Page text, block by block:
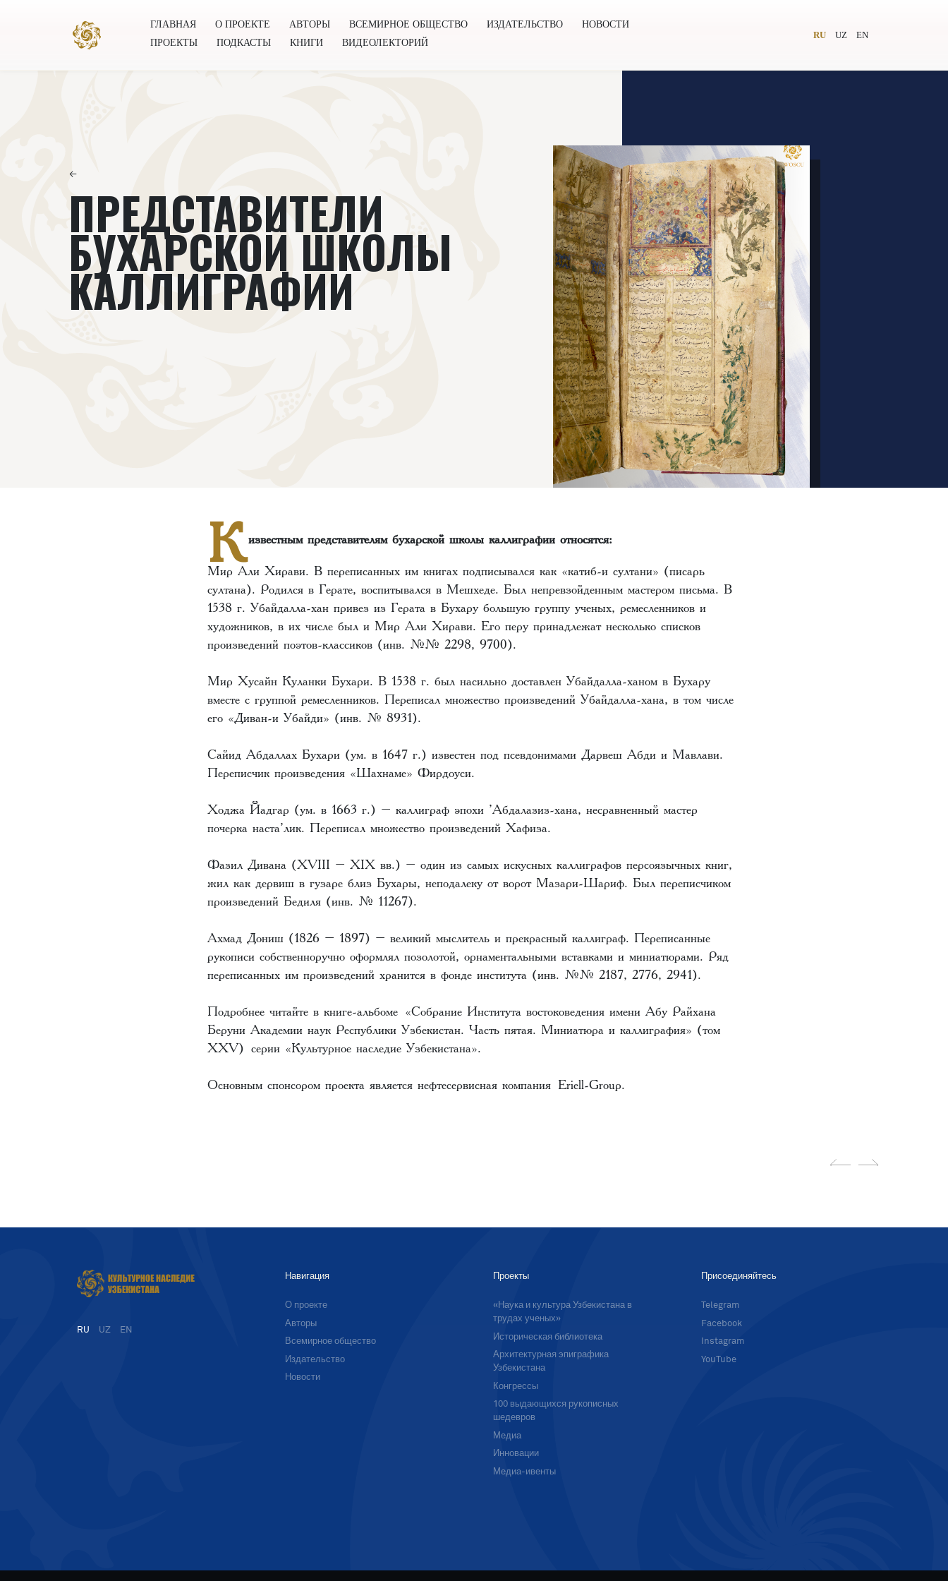
ГЛАВНАЯ О ПРОЕКТЕ АВТОРЫ ВСЕМИРНОЕ ОБЩЕСТВО ИЗДАТЕЛЬСТВО
НОВОСТИ
ПРОЕКТЫ
ПОДКАСТЫ КНИГИ ВИДЕОЛЕКТОРИЙ
RU UZ EN
←
ПРЕДСТАВИТЕЛИ
БУХАРСКОЙ ШКОЛЫ
КАЛЛИГРАФИИ
Кизвестным представителям бухарской школы каллиграфии относятся:
Мир Али Хирави. В переписанных им книгах подписывался как «катиб-и султани» (писарь
султана). Родился в Герате, воспитывался в Мешхеде. Был непревзойденным мастером письма. В
1538 г. Убайдалла-хан привез из Герата в Бухару большую группу ученых, ремесленников и
художников, в их числе был и Мир Али Хирави. Его перу принадлежат несколько списков
произведений поэтов-классиков (инв. №№ 2298, 9700).
Мир Хусайн Куланки Бухари. В 1538 г. был насильно доставлен Убайдалла-ханом в Бухару
вместе с группой ремесленников. Переписал множество произведений Убайдалла-хана, в том числе
его «Диван-и Убайди» (инв. № 8931).
Сайид Абдаллах Бухари (ум. в 1647 г.) известен под псевдонимами Дарвеш Абди и Мавлави.
Переписчик произведения «Шахнаме» Фирдоуси.
Ходжа Йадгар (ум. в 1663 г.) – каллиграф эпохи ’Абдалазиз-хана, несравненный мастер
почерка наста’лик. Переписал множество произведений Хафиза.
Фазил Дивана (XVIII – XIX вв.) – один из самых искусных каллиграфов персоязычных книг,
жил как дервиш в гузаре близ Бухары, неподалеку от ворот Мазари-Шариф. Был переписчиком
произведений Бедиля (инв. № 11267).
Ахмад Дониш (1826 – 1897) – великий мыслитель и прекрасный каллиграф. Переписанные
рукописи собственноручно оформлял позолотой, орнаментальными вставками и миниатюрами. Ряд
переписанных им произведений хранится в фонде института (инв. №№ 2187, 2776, 2941).
Подробнее читайте в книге-альбоме «Собрание Института востоковедения имени Абу Райхана
Беруни Академии наук Республики Узбекистан. Часть пятая. Миниатюра и каллиграфия» (том
XXV) серии «Культурное наследие Узбекистана».
Основным спонсором проекта является нефтесервисная компания Eriell-Group.
RU UZ EN
Навигация
О проекте
Авторы
Всемирное общество
Издательство
Новости
Проекты
«Наука и культура Узбекистана в
трудах ученых»
Историческая библиотека
Архитектурная эпиграфика
Узбекистана
Конгрессы
100 выдающихся рукописных
шедевров
Медиа
Инновации
Медиа-ивенты
Присоединяйтесь
Telegram
Facebook
Instagram
YouTube